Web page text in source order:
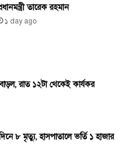
তারেক রহমান
১ day ago
রাত ১২টা থেকেই কার্যকর
৮ মৃত্যু, হাসপাতালে ভর্তি ১ হাজার